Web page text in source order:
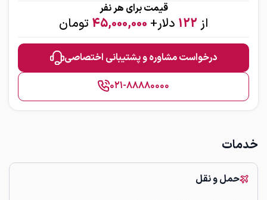
قیمت برای هر نفر
از 122 دلار+
45,000,000 تومان
درخواست مشاوره و پشتیبانی اختصاصی
۰۲۱-۸۸۸۸۰۰۰۰
خدمات
حمل و نقل